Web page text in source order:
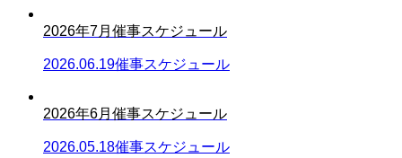
2026年7月催事スケジュール
2026.06.19催事スケジュール
2026年6月催事スケジュール
2026.05.18催事スケジュール